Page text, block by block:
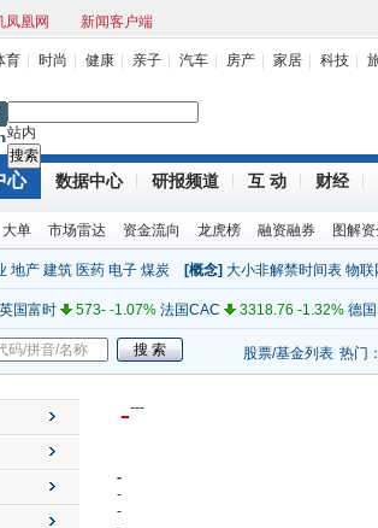
凤凰网 新闻客户端
育 时尚 健康 亲子 汽车 房产 家居 科技
站内
心 数据中心 研报频道 互 动 财经
大单 市场雷达 资金流向 龙虎榜 融资融券 图解
地产 建筑 医药 电子 煤炭 [概念] 大小非解禁时间表 物联
上证指数 2319.12 (1.00%) 深证成指 9466.14 1.78%
经 8841.22 -0.09%澳大利亚 4348.48 0.45%新西
琼斯 12660.50 -0.58% 纳斯达克 2816.55 0.40%标
英国富时 573- -1.07% 法国CAC 3318.76 -1.32% 德
约原油 99.70 0.00%纽约黄金
上证指数 2319.12 (1.00%) 深证成指 9466.14 1.78%
经 8841.22 -0.09%
琼斯 12660.50 -0.58%
英国富时
纽约原油 99.70 0.00%
股票/基金列表 热门
----
-
-
-